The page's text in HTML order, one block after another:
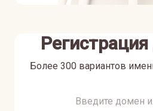
Более 300 вариантов